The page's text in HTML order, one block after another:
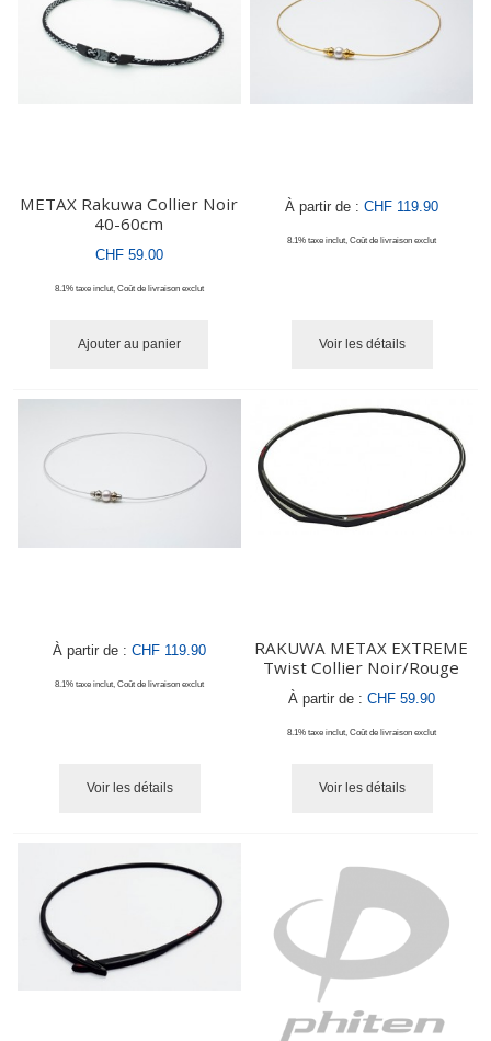
METAX Rakuwa Collier Noir
40-60cm
CHF 59.00
8.1% taxe inclut, Coût de livraisonexclut
Ajouter au panier
À partir de : CHF 119.90
8.1% taxe inclut, Coût de livraisonexclut
Voir les détails
À partir de : CHF 119.90
8.1% taxe inclut, Coût de livraisonexclut
Voir les détails
RAKUWA METAX EXTREME
Twist Collier Noir/Rouge
À partir de : CHF 59.90
8.1% taxe inclut, Coût de livraisonexclut
Voir les détails